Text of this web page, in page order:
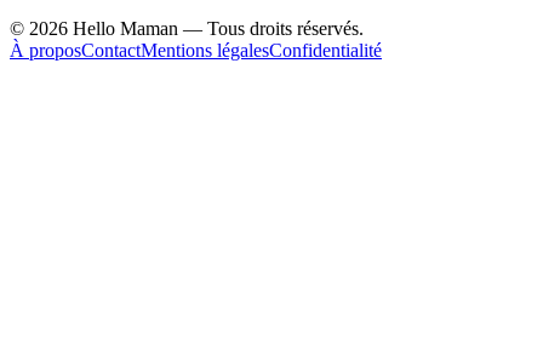
© 2026 Hello Maman — Tous droits réservés.
À proposContactMentions légalesConfidentialité